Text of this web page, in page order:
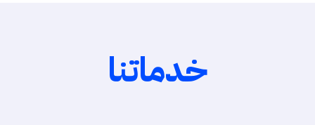
خدماتنا